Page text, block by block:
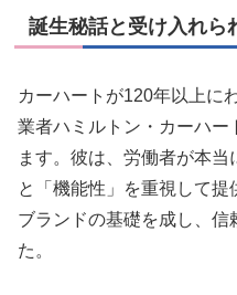
誕生秘話と受け入れら
カーハートが120年以上に
業者ハミルトン・カーハー
ます。彼は、労働者が本当
と「機能性」を重視して
ブランドの基礎を成し、信
た。